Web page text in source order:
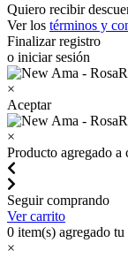
Quiero recibir
Ver los términos y
Finalizar registro
o iniciar sesión
×
Aceptar
×
Producto agregado a
Seguir comprando
Ver carrito
0 item(s) agregado
×